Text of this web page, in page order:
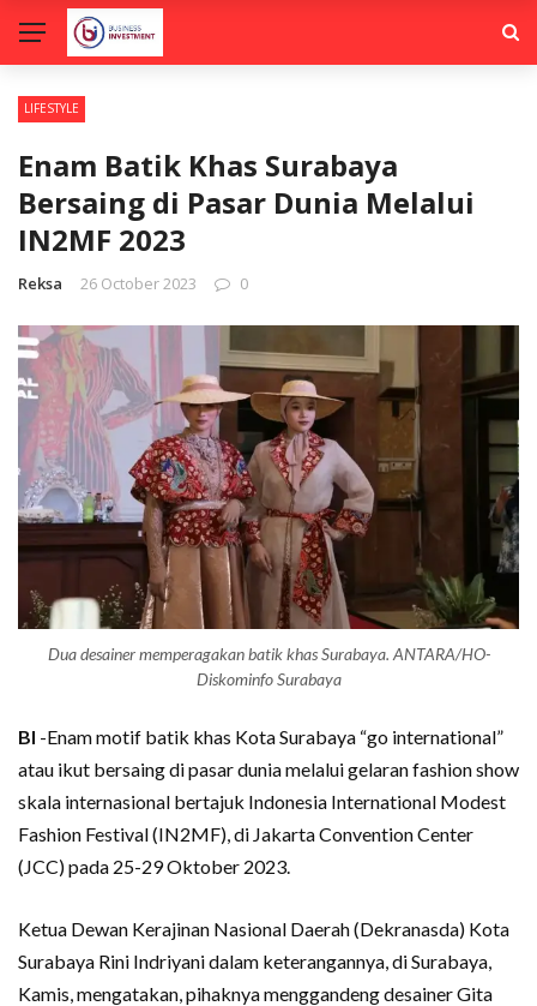
LIFESTYLE
Enam Batik Khas Surabaya
Bersaing di Pasar Dunia Melalui
IN2MF 2023
Reksa 26 October 2023 0
Dua desainer memperagakan batik khas Surabaya. ANTARA/HO-
Diskominfo Surabaya
BI -Enam motif batik khas Kota Surabaya “go international”
atau ikut bersaing di pasar dunia melalui gelaran fashion show
skala internasional bertajuk Indonesia International Modest
Fashion Festival (IN2MF), di Jakarta Convention Center
(JCC) pada 25-29 Oktober 2023.
Ketua Dewan Kerajinan Nasional Daerah (Dekranasda) Kota
Surabaya Rini Indriyani dalam keterangannya, di Surabaya,
Kamis, mengatakan, pihaknya menggandeng desainer Gita